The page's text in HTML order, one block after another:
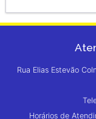
Rua Elias Estevão
Horários de